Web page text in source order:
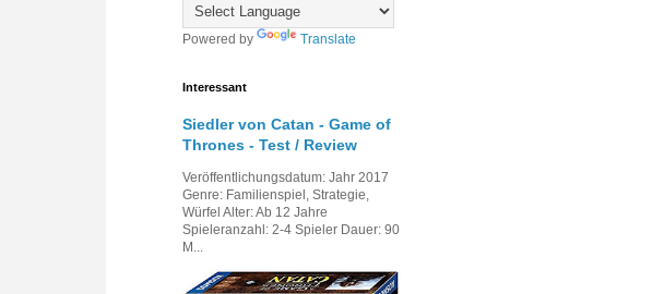
Powered by Translate
Interessant
Siedler von Catan - Game of
Thrones - Test / Review
Veröffentlichungsdatum: Jahr 2017
Genre: Familienspiel, Strategie,
Würfel Alter: Ab 12 Jahre
Spieleranzahl: 2-4 Spieler Dauer: 90
M...